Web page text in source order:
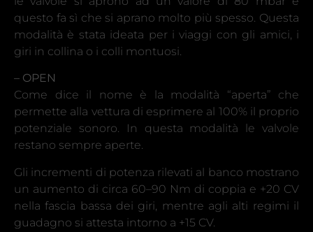
questo fa sì che si aprano molto più spesso. Questa
modalità è stata ideata per i viaggi con gli amici, i
giri in collina o i colli montuosi.
– OPEN
Come dice il nome è la modalità “aperta” che
permette alla vettura di esprimere al 100% il proprio
potenziale sonoro. In questa modalità le valvole
restano sempre aperte.
Gli incrementi di potenza rilevati al banco mostrano
un aumento di circa 60–90 Nm di coppia e +20 CV
nella fascia bassa dei giri, mentre agli alti regimi il
guadagno si attesta intorno a +15 CV.